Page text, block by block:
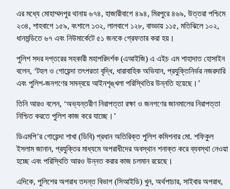
এর মধ্যে মোহাম্মদপুর থানায় ৬৭৪, হাজারীবাগে ৪৯৪, মিরপুরে ৪৬৯, উত্তরা পশ্চিমে
২৩৪, শাহবাগে ১৫৯, বংশালে ১৩২, লালবাগে ১২৮, বাড্ডায় ১১৫, মতিঝিলে ১০২,
ধানমন্ডিতে ৬৭ এবং নিউমার্কেটে ৫১ জনকে গ্রেফতার করা হয়।
পুলিশ সদর দপ্তরের সহকারী মহাপরিদর্শক (এআইজি) এ এইচ এম শাহাদাত হোসাইন
বলেন, ‘টহল ও গোয়েন্দা তৎপরতা বৃদ্ধি, ধারাবাহিক অভিযান, প্রযুক্তিনির্ভর নজরদারি
এবং পুলিশ-জনগণের সমন্বয়ে আইনশৃঙ্খলা পরিস্থিতির উন্নতি হয়েছে।’
তিনি আরও বলেন, ‘অভ্যন্তরীণ নিরাপত্তা রক্ষা ও জনগণের জানমালের নিরাপত্তা
নিশ্চিত করতে পুলিশ কাজ করে যাচ্ছে।’
ডিএমপি’র গোয়েন্দা শাখা (ডিবি) প্রধান অতিরিক্ত পুলিশ কমিশনার মো. শফিকুল
ইসলাম জানান, প্রযুক্তির মাধ্যমে অপরাধীদের অবস্থান শনাক্ত করে ব্যবস্থা নেওয়া
হচ্ছে এবং পরিস্থিতি আরও উন্নত করার কাজ চলমান রয়েছে।
এদিকে, পুলিশের অপরাধ তদন্ত বিভাগ (সিআইডি) খুন, অর্থপাচার, সাইবার অপরাধ,